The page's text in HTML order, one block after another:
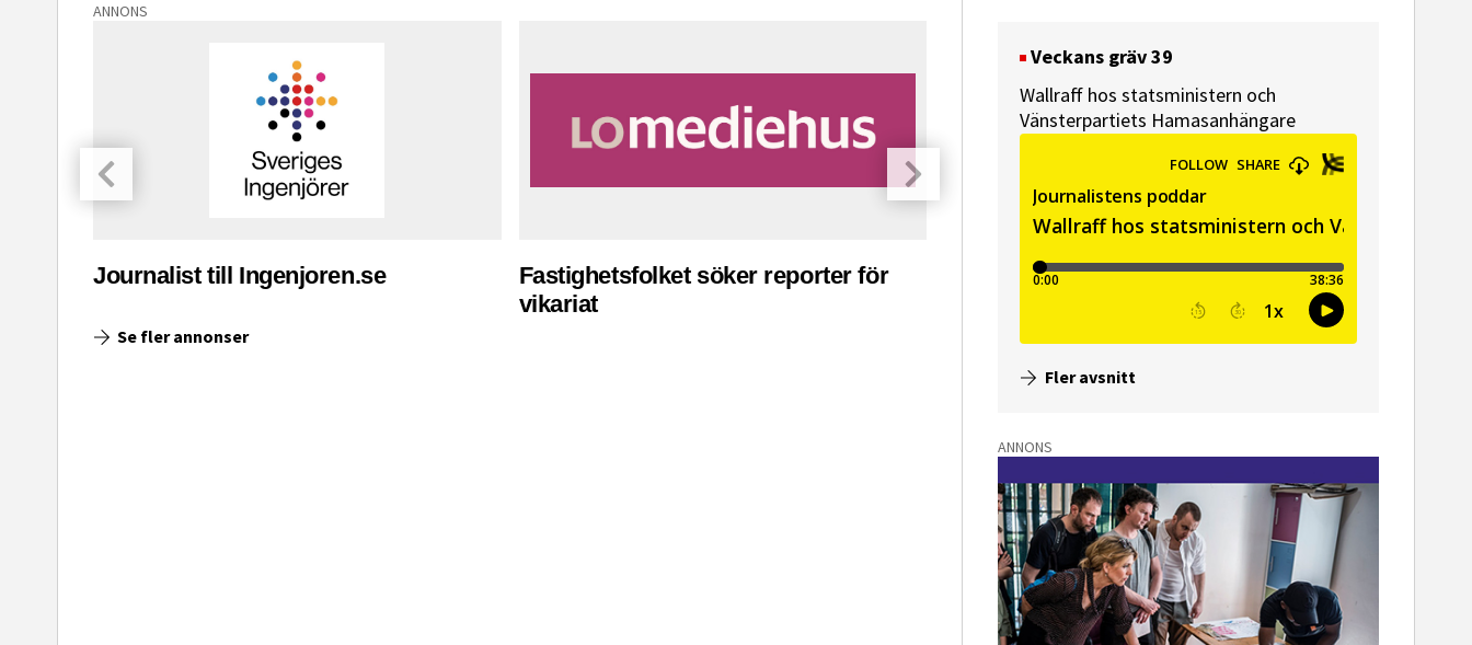
ANNONS
Journalist till Ingenjoren.se
Fastighetsfolket söker reporter för
vikariat
Pressekreterare till Sidas
Se fler annonser
Veckans gräv 39
Wallraff hos statsministern och
Vänsterpartiets Hamasanhängare
Fler avsnitt
ANNONS